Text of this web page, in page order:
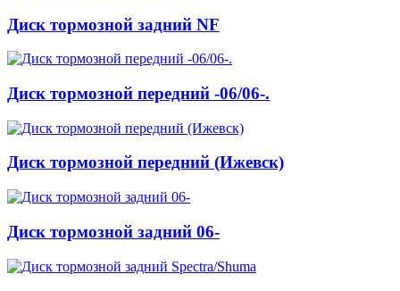
Диск тормозной задний NF
Диск тормозной передний -06/06-.
Диск тормозной передний (Ижевск)
Диск тормозной задний 06-